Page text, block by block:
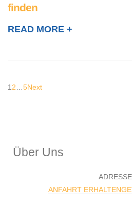
finden
READ MORE +
1 2 5Next
Über Uns
ADRESSE
ANFAHRT